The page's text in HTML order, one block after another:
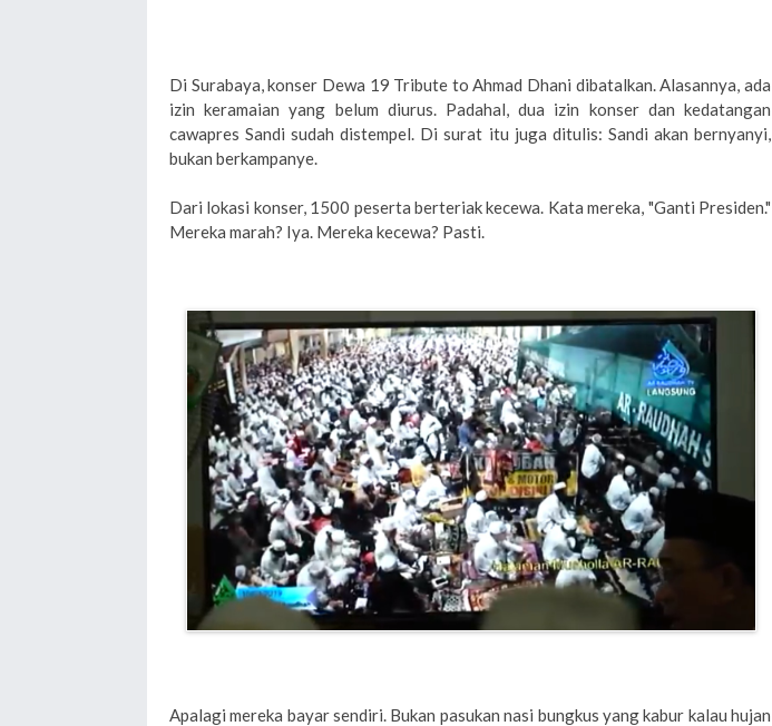
Di Surabaya, konser Dewa 19 Tribute to Ahmad Dhani dibatalkan. Alasannya, ada
izin keramaian yang belum diurus. Padahal, dua izin konser dan kedatangan
cawapres Sandi sudah distempel. Di surat itu juga ditulis: Sandi akan bernyanyi,
bukan berkampanye.
Dari lokasi konser, 1500 peserta berteriak kecewa. Kata mereka, "Ganti Presiden."
Mereka marah? Iya. Mereka kecewa? Pasti.
Apalagi mereka bayar sendiri. Bukan pasukan nasi bungkus yang kabur kalau hujan